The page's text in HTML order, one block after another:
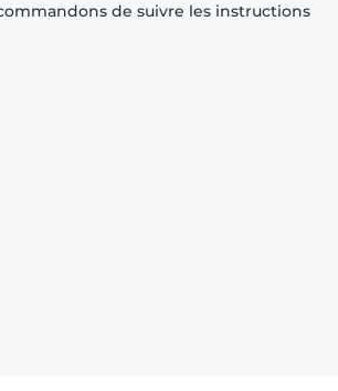
de suivre les instructions